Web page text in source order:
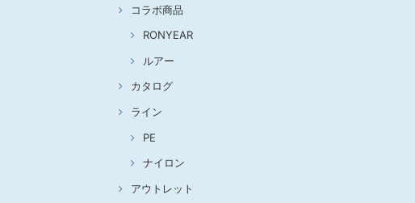
コラボ商品
RONYEAR
ルアー
カタログ
ライン
PE
ナイロン
アウトレット